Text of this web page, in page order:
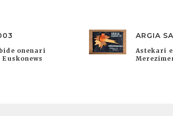
onenari
ARGIA
Astekari